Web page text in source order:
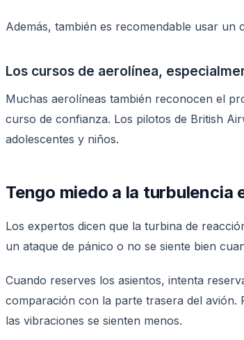
Además, también es recomendable usar
Los cursos de aerolínea,
Muchas aerolíneas también reconocen el
curso de confianza. Los pilotos de British
adolescentes y niños.
Tengo miedo a la turbulencia
Los expertos dicen que la turbina de
un ataque de pánico o no se siente bien
Cuando reserves los asientos, intenta
comparación con la parte trasera del avión.
las vibraciones se sienten menos.